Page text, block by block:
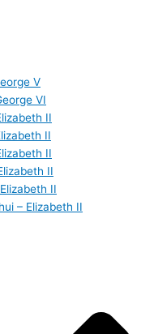
V
VI
II
II
II
II
II
– Elizabeth II